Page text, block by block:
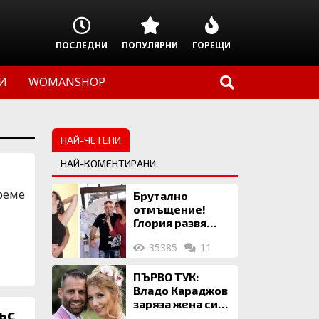
ПОСЛЕДНИ ПОПУЛЯРНИ ГОРЕЩИ
WOMANSHOP
НАЙ-ЧЕТЕНИ
НАЙ-КОМЕНТИРАНИ
Брутално
отмъщение!
Глория развя
на Илия: Ожени
жена, заряза
Симона, за да
гледа чуждо
35385 11
ПЪРВО ТУК:
Владо Караджов
заряза жена си